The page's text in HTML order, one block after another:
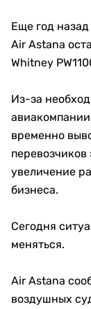
Еще год
Air Astana
Whitney
Из-за
временно
увеличение
бизнеса.
Сегодня
меняться.
Air Astana
воздушных